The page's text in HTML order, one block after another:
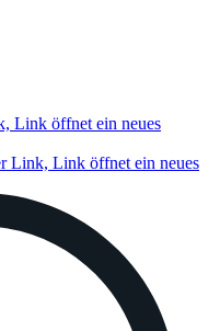
Link öffnet ein neues
Link, Link öffnet ein neues